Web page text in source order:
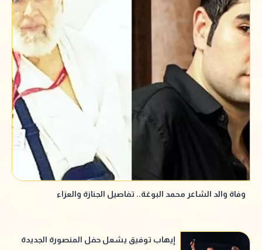
وفاة والد الشاعر محمد البوغة.. تفاصيل الجنازة والعزاء
إيهاب توفيق يشعل حفل المنصورة الجديدة